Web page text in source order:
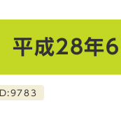
平成28年6
ID:9783